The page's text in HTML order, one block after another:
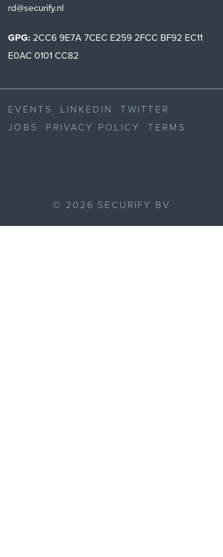
rd@securify.nl
GPG: 2CC6 9E7A 7CEC E259 2FCC BF92 EC11
E0AC 0101 CC82
EVENTS LINKEDIN
TWITTER
JOBS
PRIVACY POLICY TERMS
© 2026 SECURIFY BV